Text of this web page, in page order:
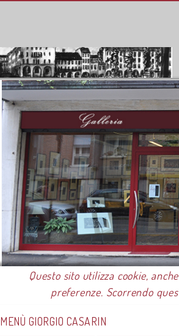
Questo sito utilizza cookie,
preferenze. Scorrendo
Home Le mostre Mostre 2018
MENÙ GIORGIO CASARIN